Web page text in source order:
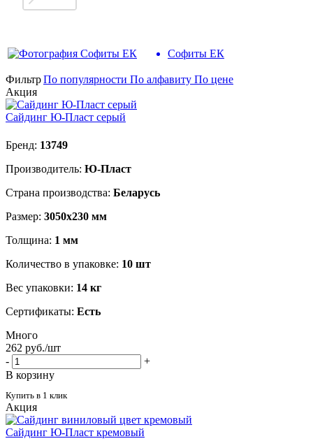
Софиты ЕК
ФильтрПо популярности По алфавиту По цене
Акция
Сайдинг Ю-Пласт серый
Бренд: 13749
Производитель: Ю-Пласт
Страна производства: Беларусь
Размер: 3050х230 мм
Толщина: 1 мм
Количество в упаковке: 10 шт
Вес упаковки: 14 кг
Сертификаты: Есть
Много
262 руб./шт
-
+
В корзину
Купить в 1 клик
Акция
Сайдинг Ю-Пласт кремовый